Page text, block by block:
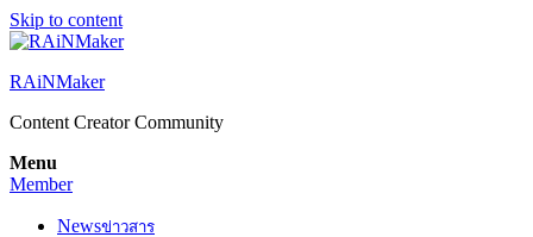
Skip to content
RAiNMaker
Content Creator Community
Menu
Member
Newsข่าวสาร